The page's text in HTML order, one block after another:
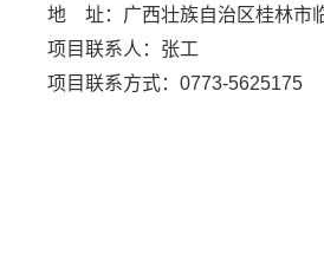
地 址： 广西壮族自治区桂林市
项目联系人： 张工
项目联系方式： 0773-5625175